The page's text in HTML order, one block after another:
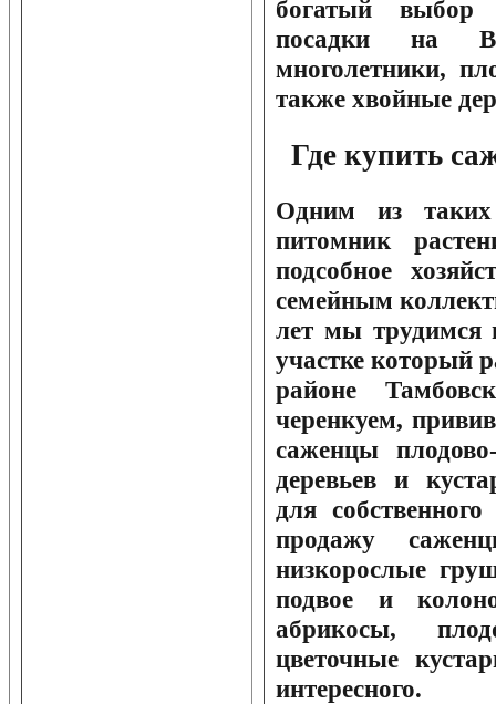
богатый выбор
посадки на
многолетники,
также хвойные
Где купить
Одним из таких
питомник
подсобное
семейным
лет мы трудимся
участке который
районе
черенкуем,
саженцы
деревьев и
для
продажу
низкорослые
подвое и
абрикосы,
цветочные
интересного.